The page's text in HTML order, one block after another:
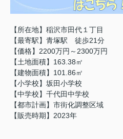
【所在地】稲沢市田代１丁目
【最寄駅】青塚駅 徒歩21分
【価格】2200万円～2300万円
【土地面積】163.38㎡
【建物面積】101.86㎡
【小学校】坂田小学校
【中学校】千代田中学校
【都市計画】市街化調整区域
【販売時期】2023年